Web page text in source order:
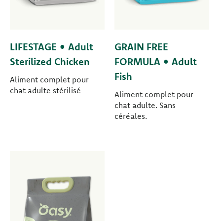
LIFESTAGE • Adult
Sterilized Chicken
Aliment complet pour
chat adulte stérilisé
GRAIN FREE
FORMULA • Adult
Fish
Aliment complet pour
chat adulte. Sans
céréales.